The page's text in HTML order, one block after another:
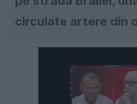
circulate artere din